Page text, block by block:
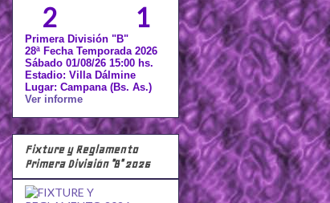
2 1
Primera División "B"
28ª Fecha Temporada 2026
Sábado 01/08/26 15:00 hs.
Estadio: Villa Dálmine
Lugar: Campana (Bs. As.)
Ver informe
Fixture y Reglamento
Primera División "B" 2026